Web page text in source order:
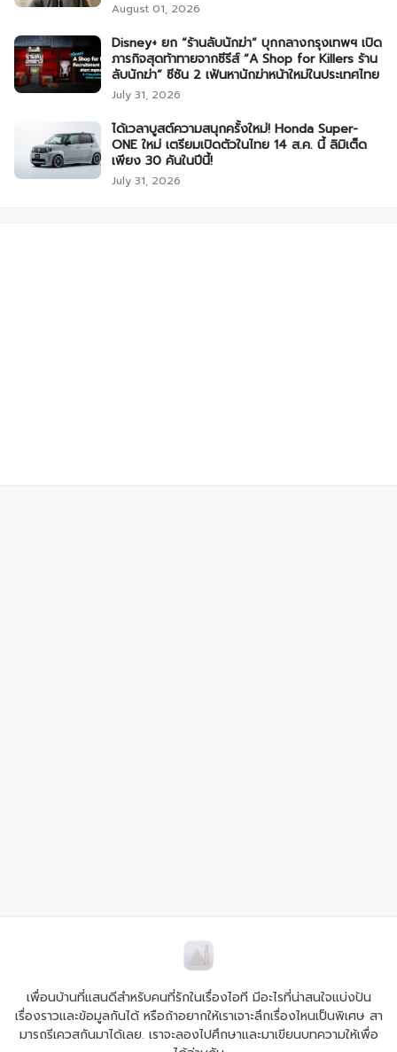
August 01, 2026
Disney+ ยก “ร้านลับนักฆ่า” บุกกลางกรุงเทพฯ เปิด
ภารกิจสุดท้าทายจากซีรีส์ “A Shop for Killers ร้าน
ลับนักฆ่า” ซีซัน 2 เฟ้นหานักฆ่าหน้าใหม่ในประเทศไทย
July 31, 2026
ได้เวลาบูสต์ความสนุกครั้งใหม่! Honda Super-
ONE ใหม่ เตรียมเปิดตัวในไทย 14 ส.ค. นี้ ลิมิเต็ด
เพียง 30 คันในปีนี้!
July 31, 2026
เพื่อนบ้านที่แสนดีสำหรับคนที่รักในเรื่องไอที มีอะไรที่น่าสนใจแบ่งปัน
เรื่องราวและข้อมูลกันได้ หรือถ้าอยากให้เราเจาะลึกเรื่องไหนเป็นพิเศษ สา
มารถรีเควสกันมาได้เลย. เราจะลองไปศึกษาและมาเขียนบทความให้เพื่อ